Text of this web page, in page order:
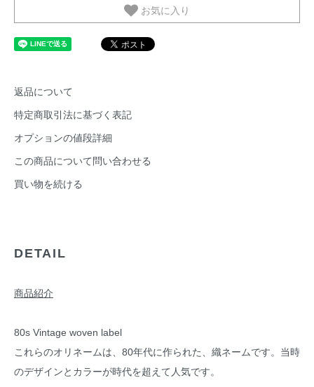
お気に入り
返品について
特定商取引法に基づく表記
オプションの値段詳細
この商品について問い合わせる
買い物を続ける
DETAIL
商品紹介
80s Vintage woven label
これらのオリネームは、80年代に作られた、織ネームです。当時
のデザインとカラーが時代を超えて人気です。